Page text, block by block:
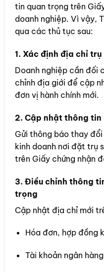
tin quan trọng trên
doanh nghiệp. Vì vậy,
qua các thủ tục sau:
1. Xác định địa chỉ trụ
Doanh nghiệp cần đối
chỉnh địa giới để cập
đơn vị hành chính mới.
2. Cập nhật thông
Gửi thông báo thay
kinh doanh nơi đặt trụ
trên Giấy chứng nhận
3. Điều chỉnh thông
trọng
Cập nhật địa chỉ mới
Hóa đơn, hợp đồng
Tài khoản ngân